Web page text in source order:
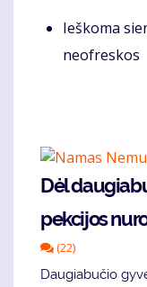
Ieš­ko­ma
ne­of­res­kos
Dėl
pek­ci­jos
(22)
Dau­gia­bu­čio